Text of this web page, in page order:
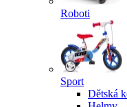
Roboti
Sport
Dětská